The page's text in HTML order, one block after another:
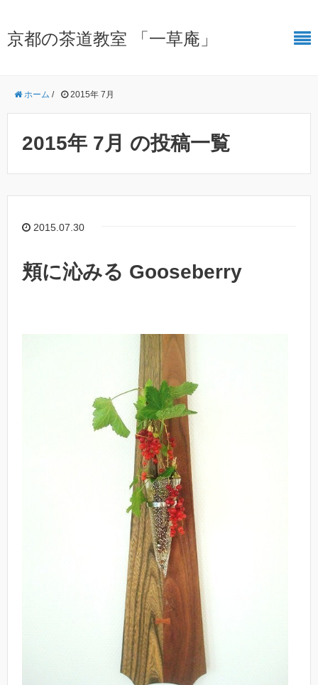
京都の茶道教室 「一草庵」
ホーム / 2015年 7月
2015年 7月 の投稿一覧
2015.07.30
頬に沁みる Gooseberry